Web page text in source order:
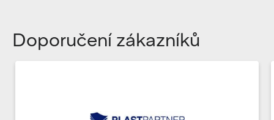
Doporučení zákazníků